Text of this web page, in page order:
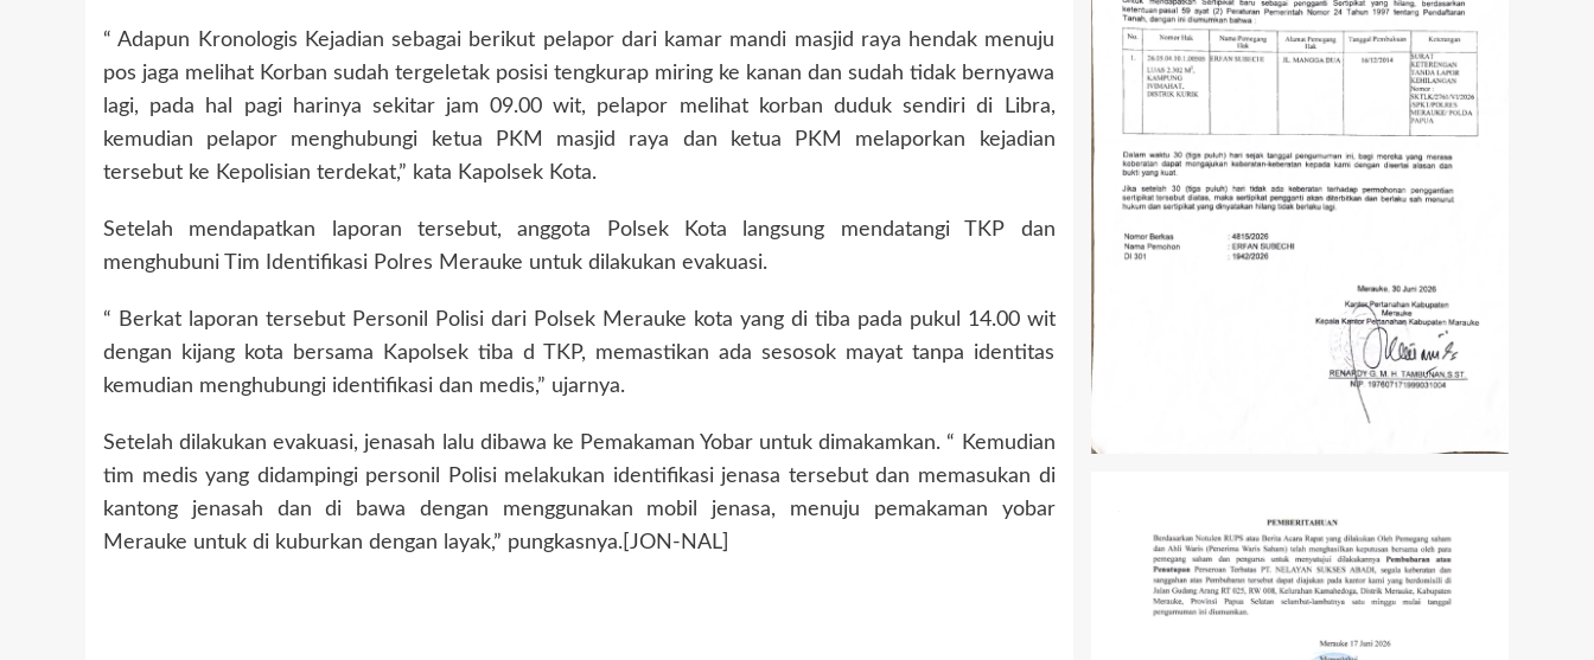
“ Adapun Kronologis Kejadian sebagai berikut pelapor dari kamar mandi masjid raya hendak menuju
pos jaga melihat Korban sudah tergeletak posisi tengkurap miring ke kanan dan sudah tidak bernyawa
lagi, pada hal pagi harinya sekitar jam 09.00 wit, pelapor melihat korban duduk sendiri di Libra,
kemudian pelapor menghubungi ketua PKM masjid raya dan ketua PKM melaporkan kejadian
tersebut ke Kepolisian terdekat,” kata Kapolsek Kota.
Setelah mendapatkan laporan tersebut, anggota Polsek Kota langsung mendatangi TKP dan
menghubuni Tim Identifikasi Polres Merauke untuk dilakukan evakuasi.
“ Berkat laporan tersebut Personil Polisi dari Polsek Merauke kota yang di tiba pada pukul 14.00 wit
dengan kijang kota bersama Kapolsek tiba d TKP, memastikan ada sesosok mayat tanpa identitas
kemudian menghubungi identifikasi dan medis,” ujarnya.
Setelah dilakukan evakuasi, jenasah lalu dibawa ke Pemakaman Yobar untuk dimakamkan. “ Kemudian
tim medis yang didampingi personil Polisi melakukan identifikasi jenasa tersebut dan memasukan di
kantong jenasah dan di bawa dengan menggunakan mobil jenasa, menuju pemakaman yobar
Merauke untuk di kuburkan dengan layak,” pungkasnya.[JON-NAL]